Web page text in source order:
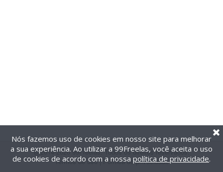
@2014-2026 99Freelas. Todos os direitos reservados.
Termos de uso| Política de privacidade
Nós fazemos uso de cookies em nosso site para melhorar
a sua experiência. Ao utilizar a 99Freelas, você aceita o uso
de cookies de acordo com a nossa política de privacidade.